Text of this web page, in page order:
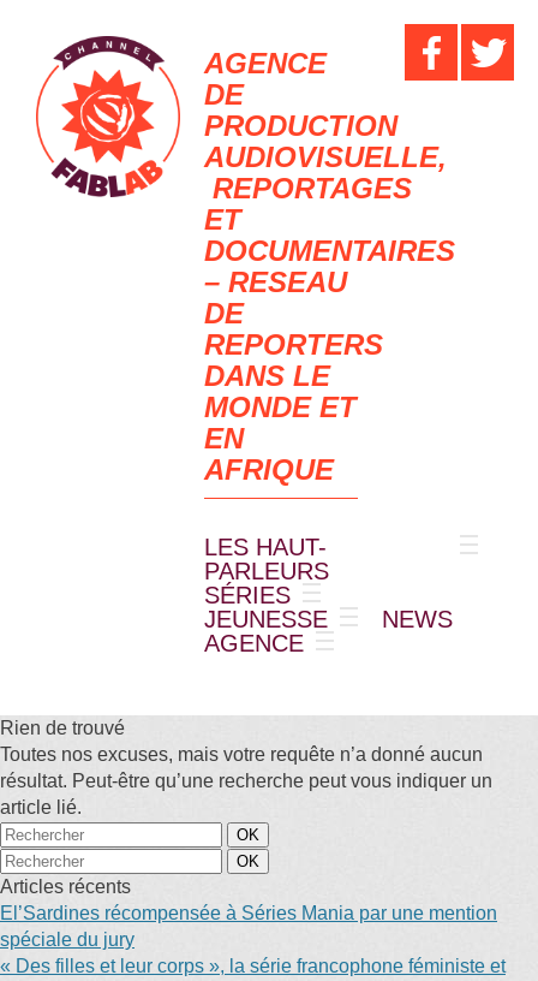
AGENCE
DE
PRODUCTION
AUDIOVISUELLE,
REPORTAGES
ET
DOCUMENTAIRES
– RESEAU
DE
REPORTERS
DANS LE
MONDE ET
EN
AFRIQUE
LES HAUT-
PARLEURS
SÉRIES
JEUNESSE
NEWS
AGENCE
Rien de trouvé
Toutes nos excuses, mais votre requête n’a donné aucun
résultat. Peut-être qu’une recherche peut vous indiquer un
article lié.
Articles récents
El’Sardines récompensée à Séries Mania par une mention
spéciale du jury
« Des filles et leur corps », la série francophone féministe et